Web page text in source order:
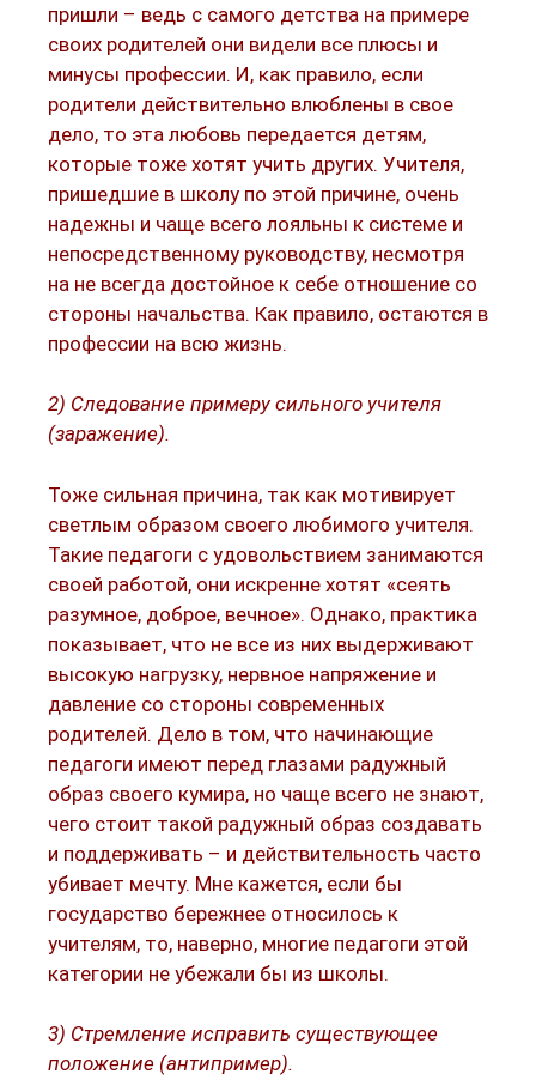
пришли – ведь с самого детства на примере
своих родителей они видели все плюсы и
минусы профессии. И, как правило, если
родители действительно влюблены в свое
дело, то эта любовь передается детям,
которые тоже хотят учить других. Учителя,
пришедшие в школу по этой причине, очень
надежны и чаще всего лояльны к системе и
непосредственному руководству, несмотря
на не всегда достойное к себе отношение со
стороны начальства. Как правило, остаются в
профессии на всю жизнь.
2) Следование примеру сильного учителя
(заражение).
Тоже сильная причина, так как мотивирует
светлым образом своего любимого учителя.
Такие педагоги с удовольствием занимаются
своей работой, они искренне хотят «сеять
разумное, доброе, вечное». Однако, практика
показывает, что не все из них выдерживают
высокую нагрузку, нервное напряжение и
давление со стороны современных
родителей. Дело в том, что начинающие
педагоги имеют перед глазами радужный
образ своего кумира, но чаще всего не знают,
чего стоит такой радужный образ создавать
и поддерживать – и действительность часто
убивает мечту. Мне кажется, если бы
государство бережнее относилось к
учителям, то, наверно, многие педагоги этой
категории не убежали бы из школы.
3) Стремление исправить существующее
положение (антипример).